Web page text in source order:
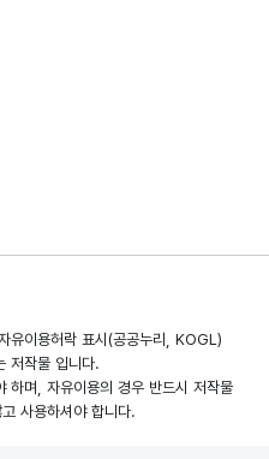
유이용허락 표시(공공누리, KOGL)
저작물 입니다.
하며, 자유이용의 경우 반드시 저작물
사용하셔야 합니다.